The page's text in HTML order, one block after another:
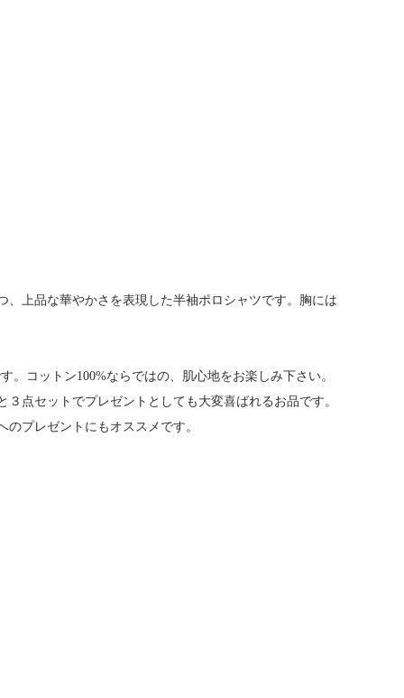
上品な華やかさを表現した半袖ポロシャツです。胸には
コットン100%ならではの、肌心地をお楽しみ下さい。
点セットでプレゼントとしても大変喜ばれるお品です。
プレゼントにもオススメです。